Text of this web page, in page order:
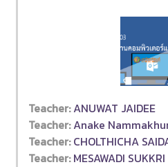
Teacher:ANUWAT JAIDEE
Teacher:Anake
Teacher:CHOLTHICHA
Teacher:MESAWADI SUKKRI